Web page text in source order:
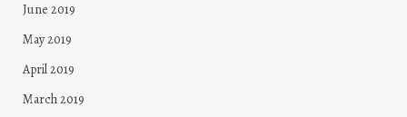
June 2019
May 2019
April 2019
March 2019